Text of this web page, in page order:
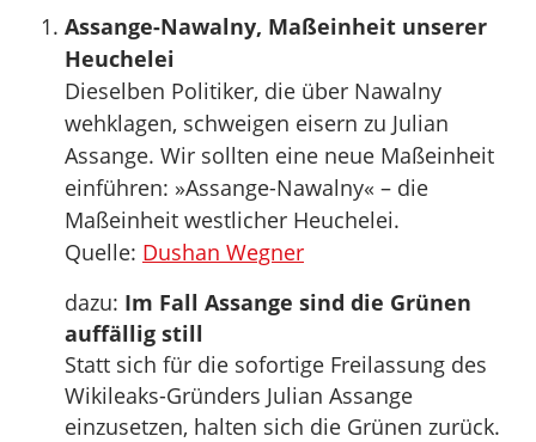
Assange-Nawalny, Maßeinheit unserer
Heuchelei
Dieselben Politiker, die über Nawalny
wehklagen, schweigen eisern zu Julian
Assange. Wir sollten eine neue Maßeinheit
einführen: »Assange-Nawalny« – die
Maßeinheit westlicher Heuchelei.
Quelle: Dushan Wegner
dazu: Im Fall Assange sind die Grünen
auffällig still
Statt sich für die sofortige Freilassung des
Wikileaks-Gründers Julian Assange
einzusetzen, halten sich die Grünen zurück.